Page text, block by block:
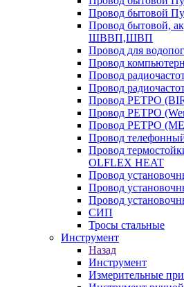
Провод бытовой
Провод бытовой,
ШВВП,ШВП
Провод для
Провод
Провод
Провод
Провод РЕТРО
Провод РЕТРО
Провод РЕТРО
Провод
Провод
OLFLEX HEAT
Провод
Провод
Провод
СИП
Тросы стальные
Инструмент
Назад
Инструмент
Измерительные